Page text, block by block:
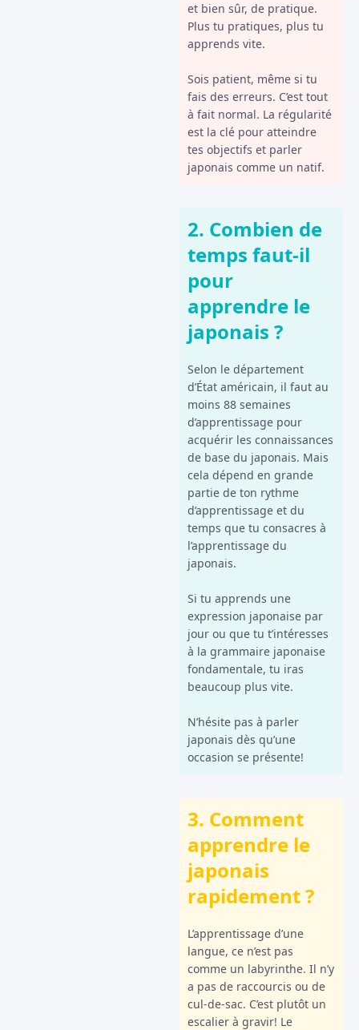
et bien sûr, de pratique.
Plus tu pratiques, plus tu
apprends vite.
Sois patient, même si tu
fais des erreurs. C’est tout
à fait normal. La régularité
est la clé pour atteindre
tes objectifs et parler
japonais comme un natif.
2. Combien de
temps faut-il
pour
apprendre le
japonais ?
Selon le département
d’État américain, il faut au
moins 88 semaines
d’apprentissage pour
acquérir les connaissances
de base du japonais. Mais
cela dépend en grande
partie de ton rythme
d’apprentissage et du
temps que tu consacres à
l’apprentissage du
japonais.
Si tu apprends une
expression japonaise par
jour ou que tu t’intéresses
à la grammaire japonaise
fondamentale, tu iras
beaucoup plus vite.
N’hésite pas à parler
japonais dès qu’une
occasion se présente!
3. Comment
apprendre le
japonais
rapidement ?
L’apprentissage d’une
langue, ce n’est pas
comme un labyrinthe. Il n’y
a pas de raccourcis ou de
cul-de-sac. C’est plutôt un
escalier à gravir! Le